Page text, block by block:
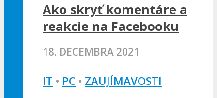
Ako skryť komentáre a
reakcie na Facebooku
18. DECEMBRA 2021
IT • PC • ZAUJÍMAVOSTI